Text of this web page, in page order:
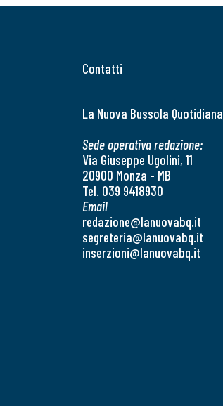
Contatti
La Nuova Bussola Quotidiana
Sede operativa redazione:
Via Giuseppe Ugolini, 11
20900 Monza - MB
Tel. 039 9418930
Email
redazione@lanuovabq.it
segreteria@lanuovabq.it
inserzioni@lanuovabq.it